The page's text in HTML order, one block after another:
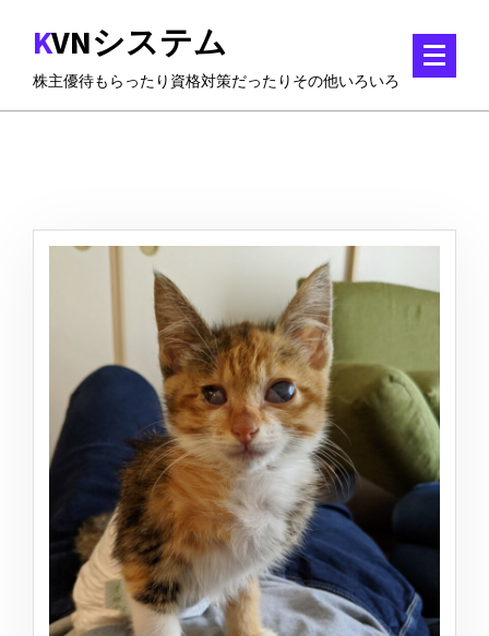
ツ
KVNシステム
株主優待もらったり資格対策だったりその他いろいろ